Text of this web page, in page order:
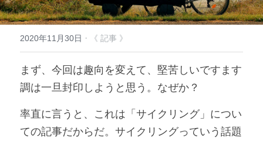
子供自転車wimo kids
外商・卸
BASE WIMO | wimo ショールーム
取扱い販売店
取扱い店募集 | 法人問い合わせ
お知らせ
ブログ
イベント
サポート
採用情報
保証に関して
製品関連資料
よくあるご質問
企業情報
会社紹介
コミュニティ
製品登録
ユーザークラブ
検索
2020年11月30日 · 《 記事 》
まず、今回は趣向を変えて、堅苦しいですます
調は一旦封印しようと思う。なぜか？
率直に言うと、 これは「サイクリング」につい
ての記事だからだ。サイクリングっていう話題